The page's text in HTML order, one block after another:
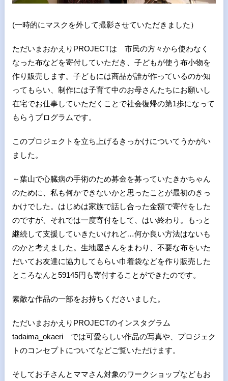
(一時的にマスクを外して撮影させていただきました）
ただいまおかえりPROJECTは 市民の方々から使わなく
なった布などを寄付していただき、子どもが使う布小物を
作り販売します。子どもには商品が誰が作っているのか知
ってもらい、制作には子育て中のお母さんたちにお願いし
在宅でお仕事していただくことで社会復帰の第1歩になって
もらうプログラムです。
このプロジェクトを立ち上げるきっかけについてうかがい
ました。
～葉山で心臓病の手術のため募金を募っていたきかちゃん
のために、私も何かできないかと思ったことが最初のきっ
かけでした。はじめは家族で話し合った金額で寄付をした
のですが、それでは一度寄付をして、はい終わり。もっと
継続して支援していきたいけれど…何か良い方法はないも
のかと考えました。生地屋さんをまわり、不要な布をいた
だいてお友達に協力してもらい巾着袋などを作り販売した
ところなんと59145円も寄付することができたのです。
素敵な作品の一部をお持ちくださいました。
ただいまおかえりPROJECTのインスタグラム
tadaima_okaeri では可愛らしい作品の写真や、プロジェク
トのコンセプトについてなどご覧いただけます。
そしてお子さんとママさん対象のワークショップなどもお